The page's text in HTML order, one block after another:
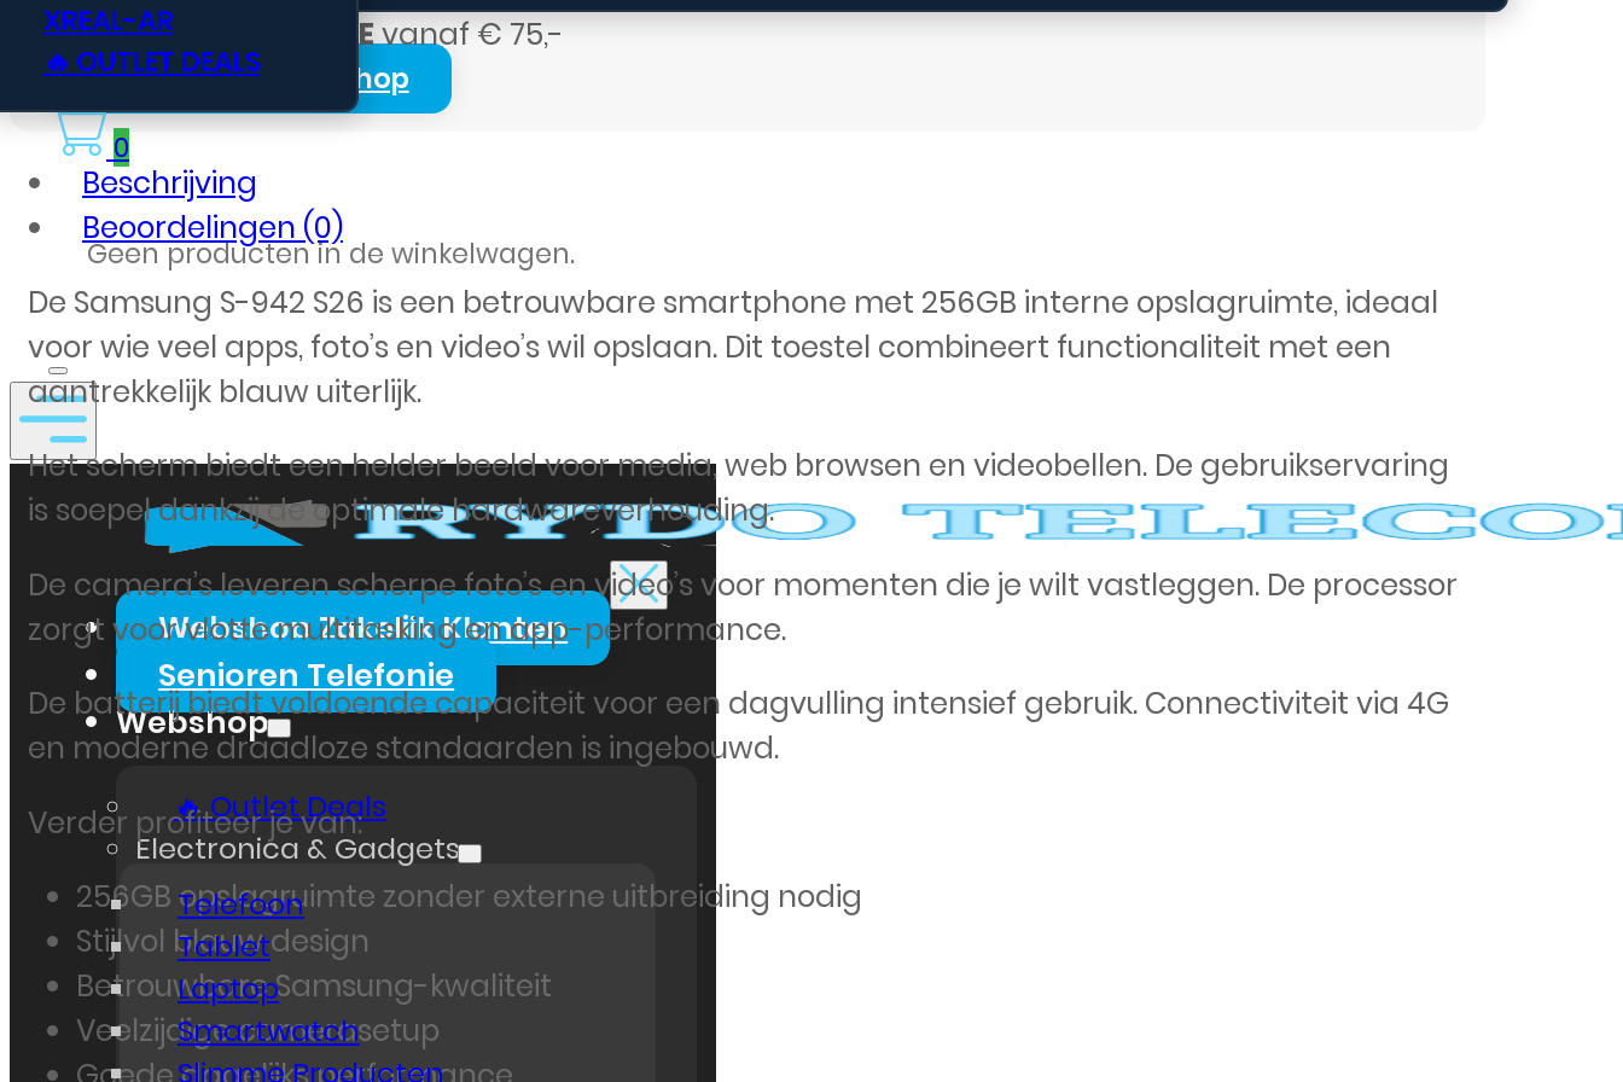
XREAL-AR
🔥 OUTLET DEALS
Login Zakelijk Webshop
0
Geen producten in de winkelwagen.
Webshop Zakelijk Klanten
Senioren Telefonie
Webshop
🔥 Outlet Deals
Electronica & Gadgets
Telefoon
Tablet
Laptop
Smartwatch
Slimme Producten
Gratis verzending BEvanaf € 75,-
Beschrijving
Beoordelingen (0)
De Samsung S-942 S26 is een betrouwbare smartphone met 256GB interne opslagruimte, ideaal
voor wie veel apps, foto’s en video’s wil opslaan. Dit toestel combineert functionaliteit met een
aantrekkelijk blauw uiterlijk.
Het scherm biedt een helder beeld voor media, web browsen en videobellen. De gebruikservaring
is soepel dankzij de optimale hardwareverhouding.
De camera’s leveren scherpe foto’s en video’s voor momenten die je wilt vastleggen. De processor
zorgt voor vlotte multitasking en app-performance.
De batterij biedt voldoende capaciteit voor een dagvulling intensief gebruik. Connectiviteit via 4G
en moderne draadloze standaarden is ingebouwd.
Verder profiteer je van:
256GB opslagruimte zonder externe uitbreiding nodig
Stijlvol blauw design
Betrouwbare Samsung-kwaliteit
Veelzijdige camerasetup